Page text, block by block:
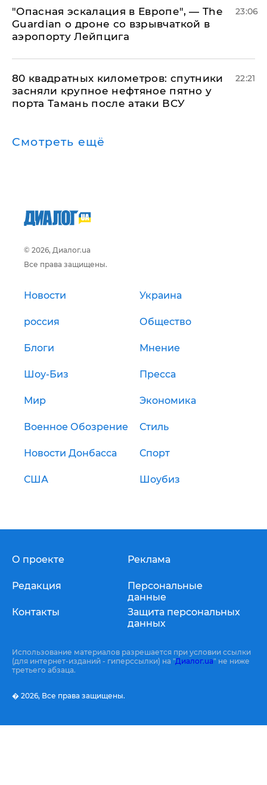
"Опасная эскалация в Европе", — The
Guardian о дроне со взрывчаткой в
аэропорту Лейпцига
23:06
80 квадратных километров: спутники
засняли крупное нефтяное пятно у
порта Тамань после атаки ВСУ
22:21
Смотреть ещё
© 2026, Диалог.ua
Все права защищены.
Новости Украина
россия Общество
Блоги Мнение
Шоу-Биз Пресса
Мир Экономика
Военное Обозрение Стиль
Новости Донбасса Спорт
США Шоубиз
О проекте
Редакция
Контакты
Реклама
Персональные
данные
Защита персональных
данных
Использование материалов разрешается при условии ссылки
(для интернет-изданий - гиперссылки) на "Диалог.ua" не ниже
третьего абзаца.
� 2026, Все права защищены.